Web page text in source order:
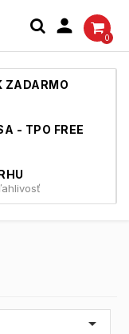

0
ZADARMO
- TPO FREE
